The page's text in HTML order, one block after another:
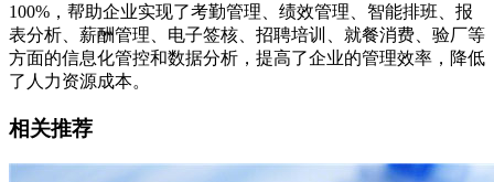
100% ，帮助企业实现了考勤管理、绩效管理、智能排班、报
表分析、薪酬管理、电子签核、招聘培训、就餐消费、验厂等
方面的信息化管控和数据分析，提高了企业的管理效率，降低
了人力资源成本。
相关推荐